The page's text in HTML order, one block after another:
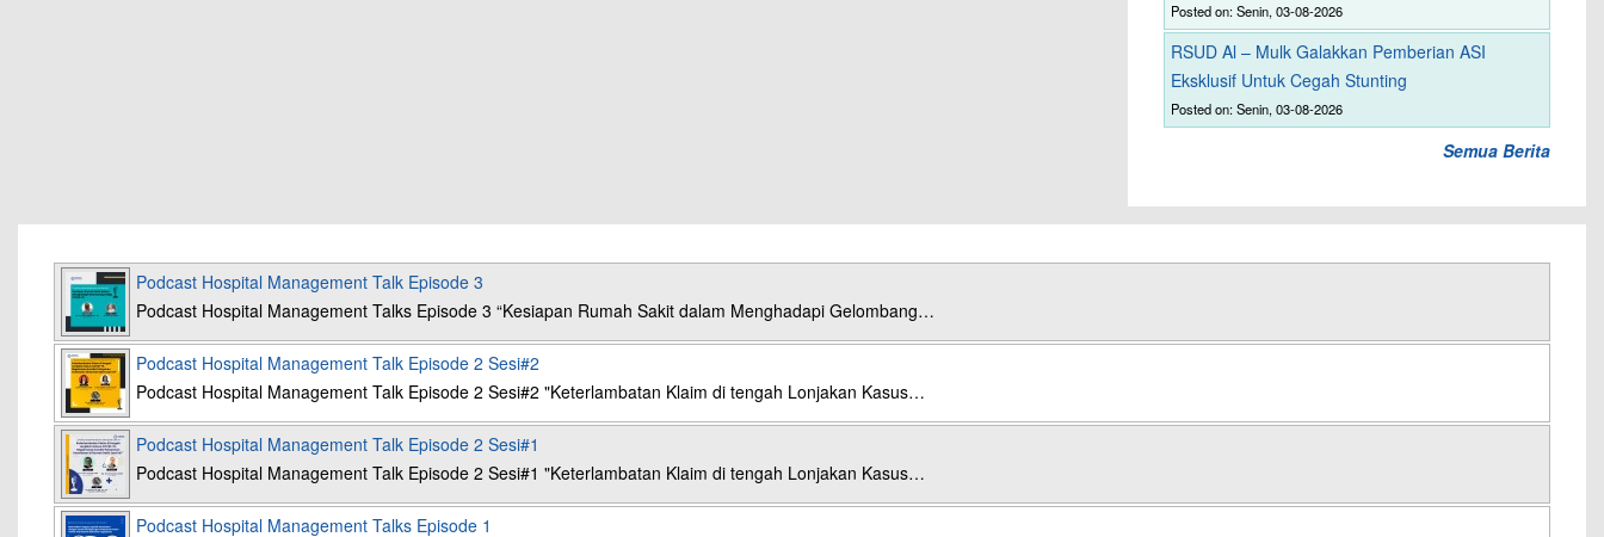
Posted on: Senin, 03-08-2026
RSUD Al – Mulk Galakkan Pemberian ASI
Eksklusif Untuk Cegah Stunting
Posted on: Senin, 03-08-2026
Semua Berita
Podcast Hospital Management Talk Episode 3
Podcast Hospital Management Talks Episode 3 “Kesiapan Rumah Sakit dalam Menghadapi Gelombang…
Podcast Hospital Management Talk Episode 2 Sesi#2
Podcast Hospital Management Talk Episode 2 Sesi#2 "Keterlambatan Klaim di tengah Lonjakan Kasus…
Podcast Hospital Management Talk Episode 2 Sesi#1
Podcast Hospital Management Talk Episode 2 Sesi#1 "Keterlambatan Klaim di tengah Lonjakan Kasus…
Podcast Hospital Management Talks Episode 1